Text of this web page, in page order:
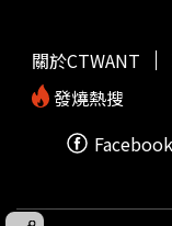
關於CTWANT
發燒熱搜
Facebook